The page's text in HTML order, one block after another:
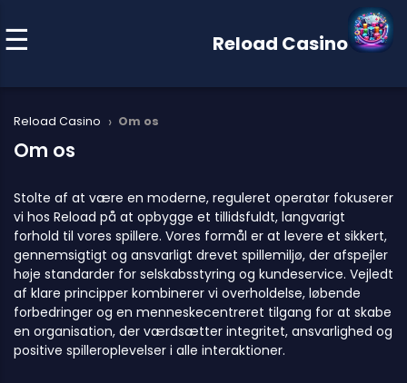
Reload Casino
Reload Casino › Om os
Om os
Stolte af at være en moderne, reguleret operatør fokuserer
vi hos Reload på at opbygge et tillidsfuldt, langvarigt
forhold til vores spillere. Vores formål er at levere et sikkert,
gennemsigtigt og ansvarligt drevet spillemiljø, der afspejler
høje standarder for selskabsstyring og kundeservice. Vejledt
af klare principper kombinerer vi overholdelse, løbende
forbedringer og en menneskecentreret tilgang for at skabe
en organisation, der værdsætter integritet, ansvarlighed og
positive spilleroplevelser i alle interaktioner.